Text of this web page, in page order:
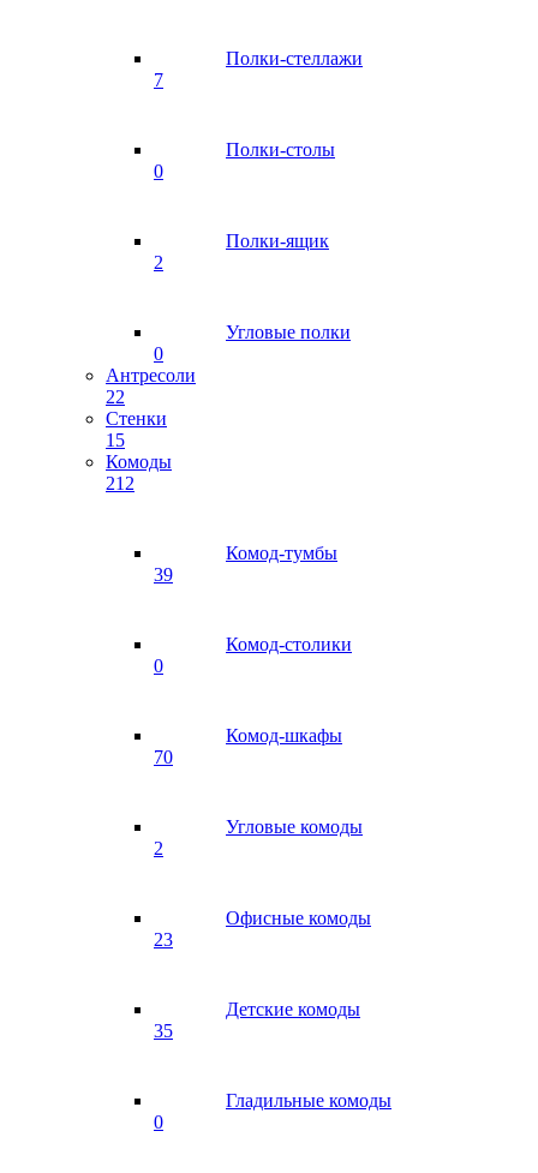
Полки-стеллажи
7
Полки-столы
0
Полки-ящик
2
Угловые полки
0
Антресоли
22
Стенки
15
Комоды
212
Комод-тумбы
39
Комод-столики
0
Комод-шкафы
70
Угловые комоды
2
Офисные комоды
23
Детские комоды
35
Гладильные комоды
0